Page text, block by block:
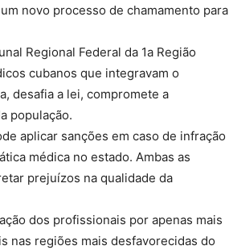
novo processo de chamamento para
Regional Federal da 1a Região
cubanos que integravam o
desafia a lei, compromete a
população.
aplicar sanções em caso de infração
médica no estado. Ambas as
prejuízos na qualidade da
dos profissionais por apenas mais
nas regiões mais desfavorecidas do